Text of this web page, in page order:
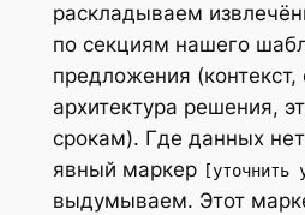
раскладываем
по секциям нашего
предложения (контекст,
архитектура решения,
срокам). Где данных
явный маркер [уточнить
выдумываем. Этот